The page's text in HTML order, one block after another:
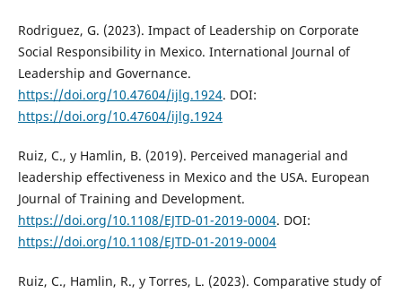
Rodriguez, G. (2023). Impact of Leadership on Corporate
Social Responsibility in Mexico. International Journal of
Leadership and Governance.
https://doi.org/10.47604/ijlg.1924. DOI:
https://doi.org/10.47604/ijlg.1924
Ruiz, C., y Hamlin, B. (2019). Perceived managerial and
leadership effectiveness in Mexico and the USA. European
Journal of Training and Development.
https://doi.org/10.1108/EJTD-01-2019-0004. DOI:
https://doi.org/10.1108/EJTD-01-2019-0004
Ruiz, C., Hamlin, R., y Torres, L. (2023). Comparative study of